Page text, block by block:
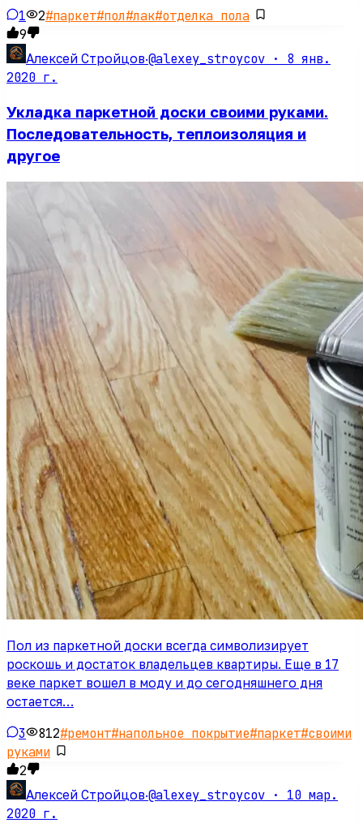
1 2#паркет#пол#лак#отделка пола
9
Алексей Стройцов·@alexey_stroycov · 8 янв.
2020 г.
Укладка паркетной доски своими руками.
Последовательность, теплоизоляция и
другое
Пол из паркетной доски всегда символизирует
роскошь и достаток владельцев квартиры. Еще в 17
веке паркет вошел в моду и до сегодняшнего дня
остается…
3 812#ремонт#напольное покрытие#паркет#своими
руками
2
Алексей Стройцов·@alexey_stroycov · 10 мар.
2020 г.